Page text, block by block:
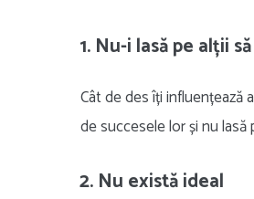
1. Nu-i lasă pe alții
Cât de des îți influențează
de succesele lor și nu
2. Nu există ideal